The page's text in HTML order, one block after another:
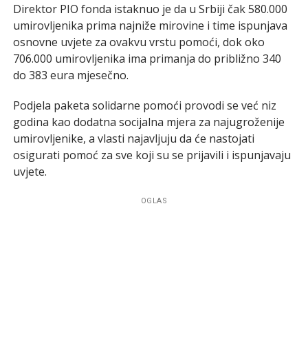
Direktor PIO fonda istaknuo je da u Srbiji čak 580.000
umirovljenika prima najniže mirovine i time ispunjava
osnovne uvjete za ovakvu vrstu pomoći, dok oko
706.000 umirovljenika ima primanja do približno 340
do 383 eura mjesečno.
Podjela paketa solidarne pomoći provodi se već niz
godina kao dodatna socijalna mjera za najugroženije
umirovljenike, a vlasti najavljuju da će nastojati
osigurati pomoć za sve koji su se prijavili i ispunjavaju
uvjete.
OGLAS